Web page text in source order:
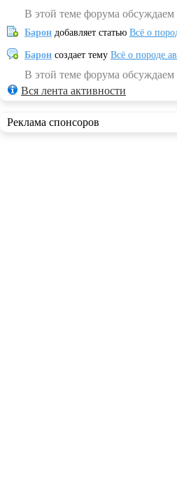
В этой теме форума обсуждаем
Барон добавляет статью Всё о
Барон создает тему Всё о породе
В этой теме форума обсуждаем
Вся лента активности
Реклама спонсоров